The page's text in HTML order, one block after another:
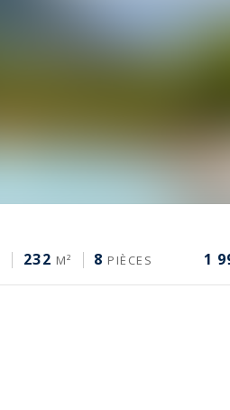
232 M² 8 PIÈCES 1